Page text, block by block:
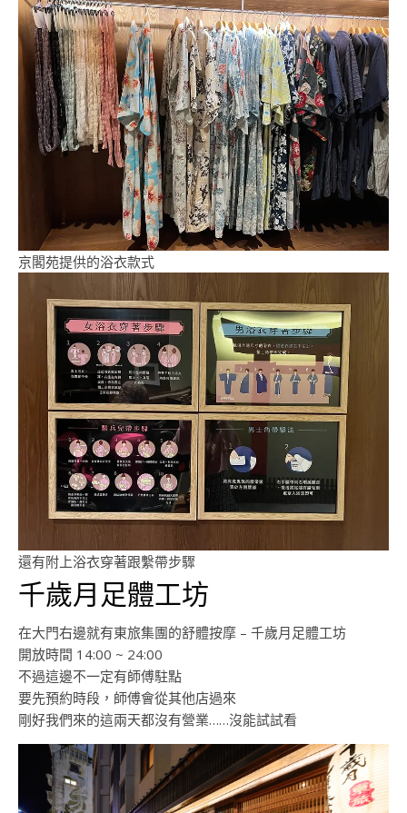
京閣苑提供的浴衣款式
還有附上浴衣穿著跟繫帶步驟
千歲月足體工坊
在大門右邊就有東旅集團的舒體按摩 – 千歲月足體工坊
開放時間 14:00 ~ 24:00
不過這邊不一定有師傅駐點
要先預約時段，師傅會從其他店過來
剛好我們來的這兩天都沒有營業……沒能試試看